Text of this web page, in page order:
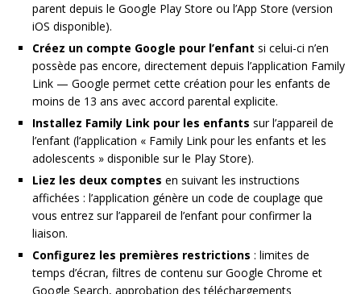
parent depuis le Google Play Store ou l’App Store (version
iOS disponible).
Créez un compte Google pour l’enfant si celui-ci n’en
possède pas encore, directement depuis l’application Family
Link — Google permet cette création pour les enfants de
moins de 13 ans avec accord parental explicite.
Installez Family Link pour les enfants sur l’appareil de
l’enfant (l’application « Family Link pour les enfants et les
adolescents » disponible sur le Play Store).
Liez les deux comptes en suivant les instructions
affichées : l’application génère un code de couplage que
vous entrez sur l’appareil de l’enfant pour confirmer la
liaison.
Configurez les premières restrictions : limites de
temps d’écran, filtres de contenu sur Google Chrome et
Google Search, approbation des téléchargements